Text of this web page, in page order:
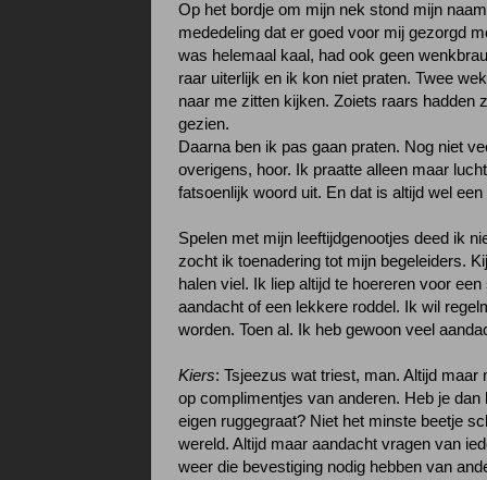
Op het bordje om mijn nek stond mijn
mededeling dat er goed voor mij gezorgd
was helemaal kaal, had ook geen
raar uiterlijk en ik kon niet praten. Twee
naar me zitten kijken. Zoiets raars hadden
gezien.
Daarna ben ik pas gaan praten. Nog niet
overigens, hoor. Ik praatte alleen maar
fatsoenlijk woord uit. En dat is altijd wel
Spelen met mijn leeftijdgenootjes deed ik
zocht ik toenadering tot mijn begeleiders.
halen viel. Ik liep altijd te hoereren voor een
aandacht of een lekkere roddel. Ik wil
worden. Toen al. Ik heb gewoon veel
Kiers: Tsjeezus wat triest, man. Altijd maar
op complimentjes van anderen. Heb je dan
eigen ruggegraat? Niet het minste beetje
wereld. Altijd maar aandacht vragen van
weer die bevestiging nodig hebben van